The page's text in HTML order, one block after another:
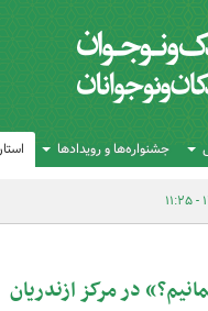
جشنواره‌ها و رویدادها
در مرکز ازندریان